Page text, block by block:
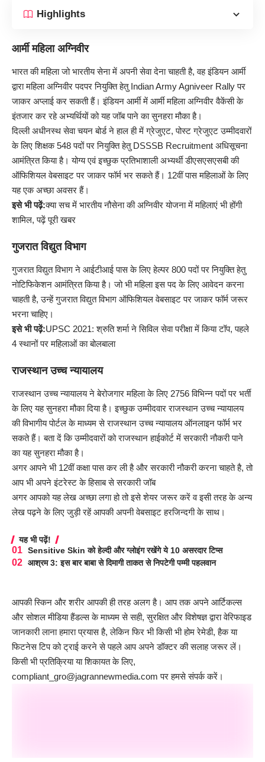
Highlights
आर्मी महिला अग्निवीर
भारत की महिला जो भारतीय सेना में अपनी सेवा देना चाहती है, वह इंडियन आर्मी
द्वारामहिला अग्निवीर पदपर नियुक्ति हेतु Indian Army Agniveer Rally पर
जाकर अप्लाई कर सकती हैं। इंडियन आर्मी में आर्मी महिला अग्निवीर वैकेंसी के
इंतजार कर रहे अभ्यर्थियों को यह जॉब पाने का सुनहरा मौका है।
दिल्ली अधीनस्थ सेवा चयन बोर्ड ने हाल ही में ग्रेजुएट, पोस्ट ग्रेजुएट उम्मीदवारों
के लिए शिक्षक 548 पदों पर नियुक्ति हेतु DSSSB Recruitment अधिसूचना
आमंत्रित किया है। योग्य एवं इच्छुक प्रतिभाशाली अभ्यर्थी डीएसएसएसबी की
ऑफिशियल वेबसाइट पर जाकर फॉर्म भर सकते हैं। 12वीं पास महिलाओं के लिए
यह एक अच्छा अवसर हैं।
इसे भी पढ़ें:क्या सच में भारतीय नौसेना की अग्निवीर योजना में महिलाएं भी होंगी
शामिल, पढ़ें पूरी खबर
गुजरात विद्युत विभाग
गुजरात विद्युत विभाग ने आईटीआई पास के लिए हेल्पर 800 पदों पर नियुक्ति हेतु
नोटिफिकेशन आमंत्रित किया है। जो भी महिला इस पद के लिए आवेदन करना
चाहती है, उन्हें गुजरात विद्युत विभाग ऑफिशियल वेबसाइट पर जाकर फॉर्म जरूर
भरना चाहिए।
इसे भी पढ़ें:UPSC 2021: श्रुति शर्मा ने सिविल सेवा परीक्षा में किया टॉप, पहले
4 स्थानों पर महिलाओं का बोलबाला
राजस्थान उच्च न्यायालय
राजस्थान उच्च न्यायालय नेबेरोजगार महिलाके लिए 2756 विभिन्न पदों पर भर्ती
के लिए यह सुनहरा मौका दिया है। इच्छुक उम्मीदवार राजस्थान उच्च न्यायालय
की विभागीय पोर्टल के माध्यम से राजस्थान उच्च न्यायालय ऑनलाइन फॉर्म भर
सकते हैं। बता दें कि उम्मीदवारों को राजस्थान हाईकोर्ट में सरकारी नौकरी पाने
का यह सुनहरा मौका है।
अगर आपने भी 12वीं कक्षा पास कर ली है और सरकारी नौकरी करना चाहते है, तो
आप भी अपने इंटरेस्ट के हिसाब से सरकारी जॉब
अगर आपको यह लेख अच्छा लगा हो तो इसे शेयर जरूर करें व इसी तरह के अन्य
लेख पढ़ने के लिए जुड़ी रहें आपकी अपनी वेबसाइट हरजिन्दगी के साथ।
यह भी पढ़ें!
Sensitive Skin को हेल्दी और ग्लोइंग रखेंगे ये 10 असरदार टिप्स
आश्रम 3: इस बार बाबा से दिमागी ताकत से निपटेगी पम्मी पहलवान
आपकी स्किन और शरीर आपकी ही तरह अलग है। आप तक अपने आर्टिकल्स
और सोशल मीडिया हैंडल्स के माध्यम से सही, सुरक्षित और विशेषज्ञ द्वारा वेरिफाइड
जानकारी लाना हमारा प्रयास है, लेकिन फिर भी किसी भी होम रेमेडी, हैक या
फिटनेस टिप को ट्राई करने से पहले आप अपने डॉक्टर की सलाह जरूर लें।
किसी भी प्रतिक्रिया या शिकायत के लिए,
compliant_gro@jagrannewmedia.com पर हमसे संपर्क करें।